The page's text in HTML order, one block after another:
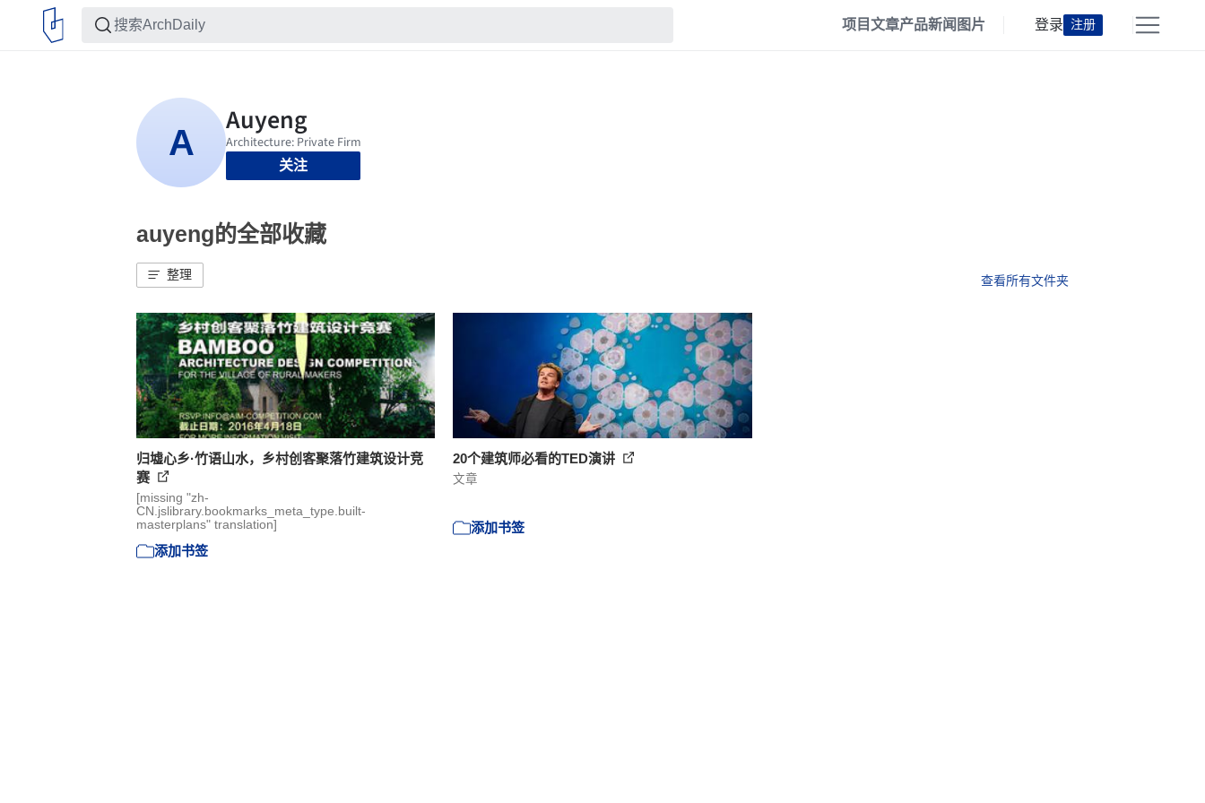
项目文章产品新闻 图片 登录 注册
关注
auyeng的全部收藏
整理 查看所有文件夹
归墟心乡·竹语山水，乡村创客聚落竹建筑设计竞
赛
[missing "zh-
CN.jslibrary.bookmarks_meta_type.built-
masterplans" translation]
添加书签
20个建筑师必看的TED演讲
文章
添加书签